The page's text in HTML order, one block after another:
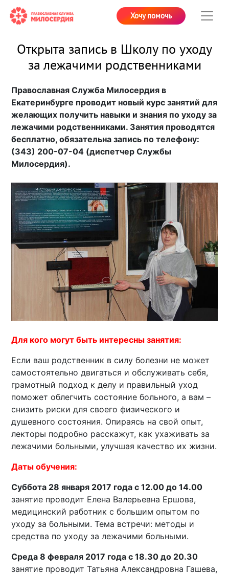
Хочу помочь
Открыта запись в Школу по уходу
за лежачими родственниками
Православная Служба Милосердия в
Екатеринбурге проводит новый курс занятий для
желающих получить навыки и знания по уходу за
лежачими родственниками. Занятия проводятся
бесплатно, обязательна запись по телефону:
(343) 200-07-04 (диспетчер Службы
Милосердия).
Для кого могут быть интересны занятия:
Если ваш родственник в силу болезни не может
самостоятельно двигаться и обслуживать себя,
грамотный подход к делу и правильный уход
поможет облегчить состояние больного, а вам –
снизить риски для своего физического и
душевного состояния. Опираясь на свой опыт,
лекторы подробно расскажут, как ухаживать за
лежачими больными, улучшая качество их жизни.
Даты обучения:
Суббота 28 января 2017 года с 12.00 до 14.00
занятие проводит Елена Валерьевна Ершова,
медицинский работник с большим опытом по
уходу за больными. Тема встречи: методы и
средства по уходу за лежачими больными.
Среда 8 февраля 2017 года с 18.30 до 20.30
занятие проводит Татьяна Александровна Гашева,